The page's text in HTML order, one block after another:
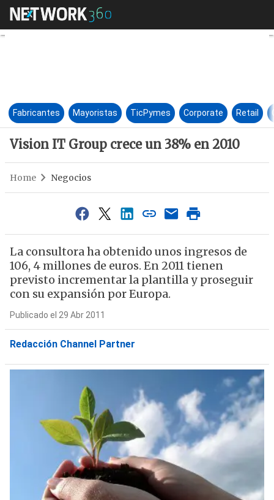
Vision IT Group crece un 38%
Fabricantes Mayoristas TicPymes Corporate Retail
Vision IT Group crece un 38% en 2010
Home Negocios
La consultora ha obtenido unos ingresos de
106, 4 millones de euros. En 2011 tienen
previsto incrementar la plantilla y proseguir
con su expansión por Europa.
Publicado el 29 Abr 2011
Redacción Channel Partner